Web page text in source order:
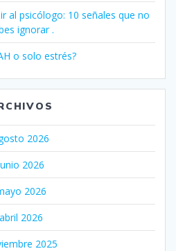
al psicólogo: 10 señales que no
ignorar .
o solo estrés?
2026
2026
2026
abril 2026
2025